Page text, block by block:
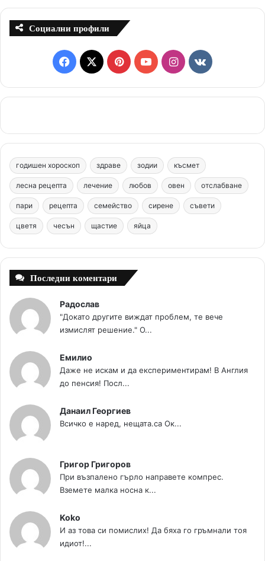
Социални профили
F
a
e
b
o
o
k
X
P
i
t
e
r
e
s
t
Y
o
T
u
b
e
I
n
t
a
g
r
m
v
k
c
m
годишен хороскоп здраве зодии късмет
лесна рецепта лечение любов овен отслабване
пари рецепта семейство сирене съвети
цветя чесън щастие яйца
Последни коментари
Радослав
"Докато другите виждат проблем, те вече
измислят решение." О...
Емилио
Даже не искам и да експериментирам! В Англия
до пенсия! Посл...
Данаил Георгиев
Всичко е наред, нещата.са Ок...
Григор Григоров
При възпалено гърло направете компрес.
Вземете малка носна к...
Koko
И аз това си помислих! Да бяха го гръмнали тоя
идиот!...